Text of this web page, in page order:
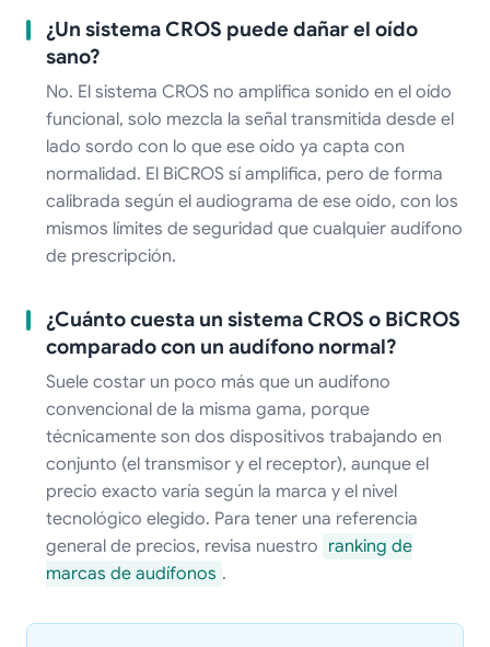
¿Un sistema CROS puede dañar el oído
sano?
No. El sistema CROS no amplifica sonido en el oído
funcional, solo mezcla la señal transmitida desde el
lado sordo con lo que ese oído ya capta con
normalidad. El BiCROS sí amplifica, pero de forma
calibrada según el audiograma de ese oído, con los
mismos límites de seguridad que cualquier audífono
de prescripción.
¿Cuánto cuesta un sistema CROS o BiCROS
comparado con un audífono normal?
Suele costar un poco más que un audífono
convencional de la misma gama, porque
técnicamente son dos dispositivos trabajando en
conjunto (el transmisor y el receptor), aunque el
precio exacto varía según la marca y el nivel
tecnológico elegido. Para tener una referencia
general de precios, revisa nuestro ranking de
marcas de audífonos .